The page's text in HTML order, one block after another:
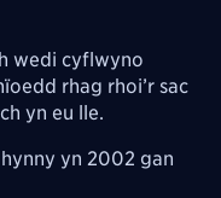
wedi cyflwyno
rhag rhoi’r sac
yn eu lle.
yn 2002 gan